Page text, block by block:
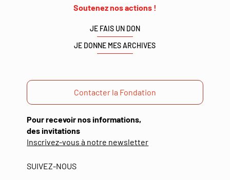
Soutenez nos actions !
JE FAIS UN DON
JE DONNE MES ARCHIVES
Contacter la Fondation
Pour recevoir nos informations,
des invitations
Inscrivez-vous à notre newsletter(ouverture
SUIVEZ-NOUS